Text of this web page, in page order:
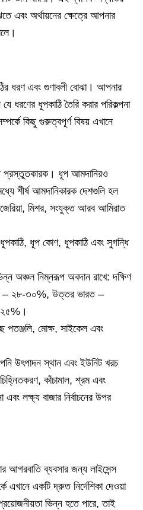
এবং অর্থায়নের ক্ষেত্রে আপনার
ধরণ এবং গুণাবলী বোঝা। আপনার
ধরণের ধূপকাঠি তৈরি করার পরিকল্পনা
কিছু গুরুত্বপূর্ণ বিষয় এখানে
প্রস্তুতকারক। ধূপ আমদানিরও
শীর্ষ আমদানিকারক দেশগুলি হল
মিশর, সংযুক্ত আরব আমিরাত
ধূপকাঠি, ধূপ কোণ, ধূপকাঠি এবং সুগন্ধি
অঞ্চল নিম্নরূপ অবদান রাখে: দক্ষিণ
– ২৮-৩০%, উত্তর ভারত –
পতঞ্জলি, মোক্ষ, সাইকেল এবং
উৎপাদন স্থান এবং ইউনিট খরচ
চিহ্নিতকরণ, কাঁচামাল, শ্রম এবং
লক্ষ্য বাজার নির্বাচনের উপর
আগরবাতি ব্যবসার জন্য লাইসেন্স
এখানে একটি দ্রুত নির্দেশিকা দেওয়া
ভিন্ন হতে পারে, তাই